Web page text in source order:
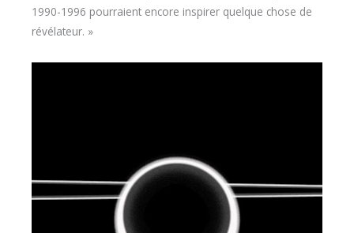
1990-1996 pourraient encore inspirer quelque chose de
révélateur. »